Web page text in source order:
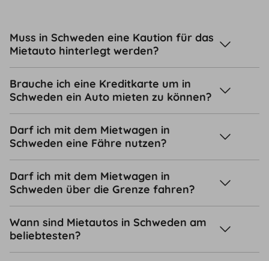
Muss in Schweden eine Kaution für das
Mietauto hinterlegt werden?
Brauche ich eine Kreditkarte um in
Schweden ein Auto mieten zu können?
Darf ich mit dem Mietwagen in
Schweden eine Fähre nutzen?
Darf ich mit dem Mietwagen in
Schweden über die Grenze fahren?
Wann sind Mietautos in Schweden am
beliebtesten?